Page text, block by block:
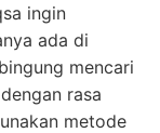
ingin
ada di
mencari
rasa
metode